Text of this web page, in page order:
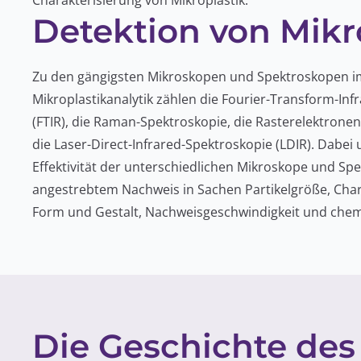
Detektion von
Zu den gängigsten Mikroskopen und Spektroskopen
Mikroplastikanalytik zählen die Fourier-Transform-
(FTIR), die Raman-Spektroskopie, die
die Laser-Direct-Infrared-Spektroskopie (LDIR).
Effektivität der unterschiedlichen Mikroskope und
angestrebtem Nachweis in Sachen Partikelgröße,
Form und Gestalt, Nachweisgeschwindigkeit und
Die Geschichte